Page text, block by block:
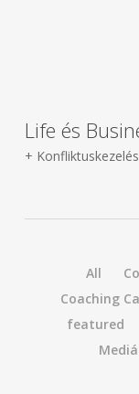
Life és
+
All
Coaching
featured